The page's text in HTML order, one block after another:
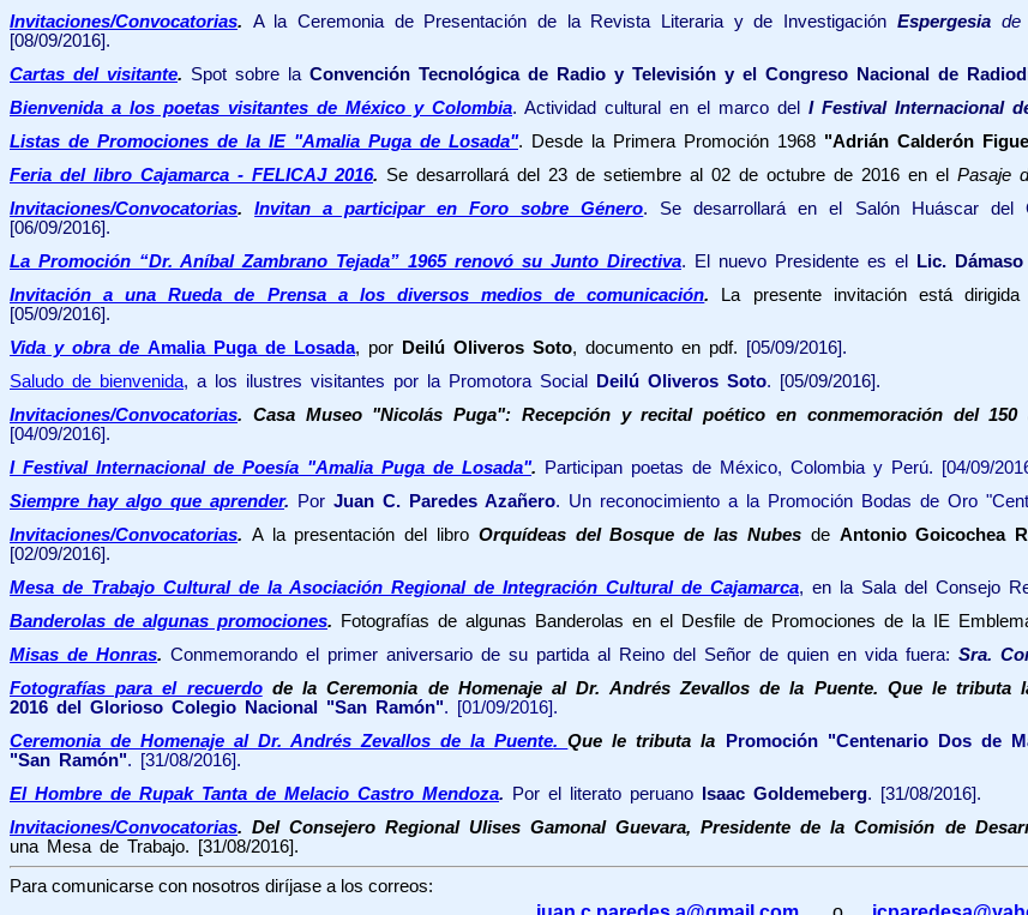
Invitaciones/Convocatorias. A la Ceremonia de Presentación de la Revista Literaria y de Investigación Espergesiade
[08/09/2016].
Cartas del visitante. Spot sobre la Convención Tecnológica de Radio y Televisión y el Congreso Nacional de
Bienvenida a los poetas visitantes de México y Colombia. Actividad cultural en el marco del I Festival Internacional
Listas de Promociones de la IE "Amalia Puga de Losada". Desde la Primera Promoción 1968 "Adrián Calderón
Feria del libro Cajamarca - FELICAJ 2016. Se desarrollará del 23 de setiembre al 02 de octubre de 2016 en el Pasaje
Invitaciones/Convocatorias.Invitan a participar en Foro sobre Género. Se desarrollará en el Salón Huáscar del
[06/09/2016].
La Promoción “Dr. Aníbal Zambrano Tejada” 1965 renovó su Junto Directiva. El nuevo Presidente es el Lic.
Invitación a una Rueda de Prensa a los diversos medios de comunicación. La presente invitación está
[05/09/2016].
Vida y obra de Amalia Puga de Losada, por Deilú Oliveros Soto, documento en pdf.
[05/09/2016].
Saludo de bienvenida, a los ilustres visitantes por la Promotora Social Deilú Oliveros Soto.
[05/09/2016].
Invitaciones/Convocatorias. Casa Museo "Nicolás Puga": Recepción y recital poético en conmemoración del
[04/09/2016].
I Festival Internacional de Poesía "Amalia Puga de Losada".
Participan poetas de México, Colombia y Perú. [04/09/
Siempre hay algo que aprender. Por Juan C. Paredes Azañero. Un reconocimiento a la Promoción Bodas de Oro
Invitaciones/Convocatorias. A la presentación del libro Orquídeas del Bosque de las Nubesde Antonio Goicochea
[02/09/2016].
Mesa de Trabajo Cultural de la Asociación Regional de Integración Cultural de Cajamarca, en la Sala del Consejo
Banderolas de algunas promociones.
Fotografías de algunas Banderolas en el Desfile de Promociones de la IE
Misas de Honras. Conmemorando el primer aniversario de su partida al Reino del Señor de quien en vida fuera: Sra.
Fotografías para el recuerdode la Ceremonia de Homenaje al Dr. Andrés Zevallos de la Puente. Que le tributa
2016 del Glorioso Colegio Nacional "San Ramón". [01/09/2016].
Ceremonia de Homenaje al Dr. Andrés Zevallos de la Puente.Que le tributa la
Promoción "Centenario Dos de
"San Ramón". [31/08/2016].
El Hombre de Rupak Tanta de Melacio Castro Mendoza. Por el literato peruano Isaac Goldemeberg.
[31/08/2016].
Invitaciones/Convocatorias. Del Consejero Regional Ulises Gamonal Guevara, Presidente de la Comisión de
una Mesa de Trabajo. [31/08/2016].
Para comunicarse con nosotros diríjase a los correos: